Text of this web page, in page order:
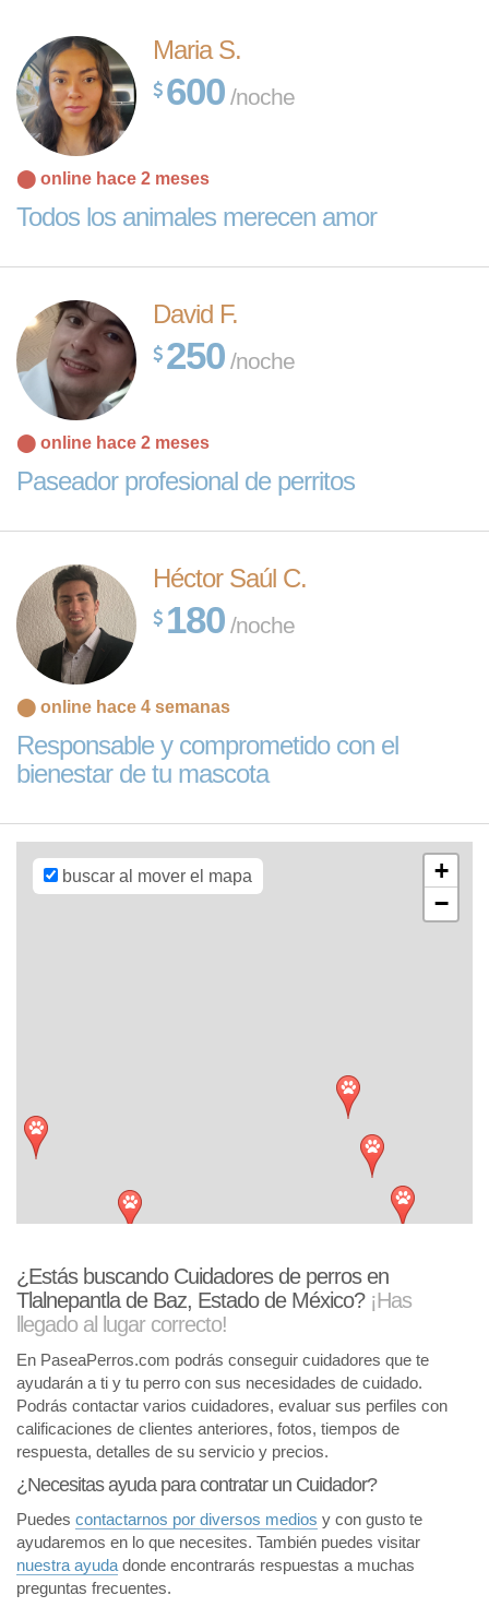
Maria S.
600 /noche
⬤ online hace 2 meses
Todos los animales merecen amor
David F.
250 /noche
⬤ online hace 2 meses
Paseador profesional de perritos
Héctor Saúl C.
180 /noche
⬤ online hace 4 semanas
Responsable y comprometido con el
bienestar de tu mascota
buscar al mover el mapa
+
−
data ©
¿Estás buscando Cuidadores de perros en
Tlalnepantla de Baz, Estado de México? ¡Has
llegado al lugar correcto!
En PaseaPerros.com podrás conseguir cuidadores que te
ayudarán a ti y tu perro con sus necesidades de cuidado.
Podrás contactar varios cuidadores, evaluar sus perfiles con
calificaciones de clientes anteriores, fotos, tiempos de
respuesta, detalles de su servicio y precios.
¿Necesitas ayuda para contratar un Cuidador?
Puedes contactarnos por diversos medios y con gusto te
ayudaremos en lo que necesites. También puedes visitar
nuestra ayuda donde encontrarás respuestas a muchas
preguntas frecuentes.